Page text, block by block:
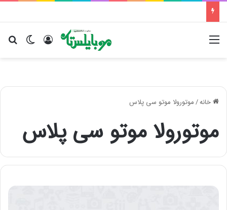
تغییر ورود
خانه/موتورولا موتو سی پلاس
موتورولا موتو سی پلاس